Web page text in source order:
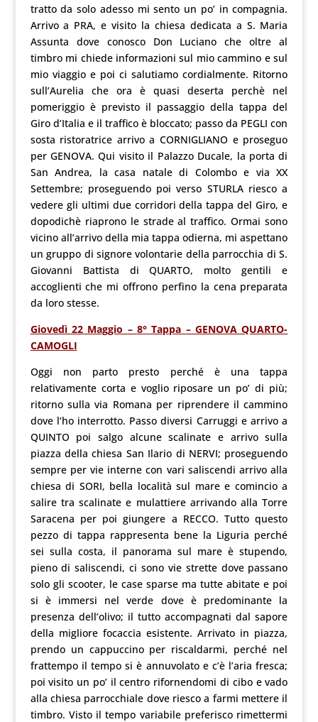
tratto da solo adesso mi sento un po’ in compagnia.
Arrivo a PRA, e visito la chiesa dedicata a S. Maria
Assunta dove conosco Don Luciano che oltre al
timbro mi chiede informazioni sul mio cammino e sul
mio viaggio e poi ci salutiamo cordialmente. Ritorno
sull’Aurelia che ora è quasi deserta perchè nel
pomeriggio è previsto il passaggio della tappa del
Giro d’Italia e il traffico è bloccato; passo da PEGLI con
sosta ristoratrice arrivo a CORNIGLIANO e proseguo
per GENOVA. Qui visito il Palazzo Ducale, la porta di
San Andrea, la casa natale di Colombo e via XX
Settembre; proseguendo poi verso STURLA riesco a
vedere gli ultimi due corridori della tappa del Giro, e
dopodichè riaprono le strade al traffico. Ormai sono
vicino all’arrivo della mia tappa odierna, mi aspettano
un gruppo di signore volontarie della parrocchia di S.
Giovanni Battista di QUARTO, molto gentili e
accoglienti che mi offrono perfino la cena preparata
da loro stesse.
Giovedì 22 Maggio – 8° Tappa – GENOVA QUARTO-
CAMOGLI
Oggi non parto presto perché è una tappa
relativamente corta e voglio riposare un po’ di più;
ritorno sulla via Romana per riprendere il cammino
dove l’ho interrotto. Passo diversi Carruggi e arrivo a
QUINTO poi salgo alcune scalinate e arrivo sulla
piazza della chiesa San Ilario di NERVI; proseguendo
sempre per vie interne con vari saliscendi arrivo alla
chiesa di SORI, bella località sul mare e comincio a
salire tra scalinate e mulattiere arrivando alla Torre
Saracena per poi giungere a RECCO. Tutto questo
pezzo di tappa rappresenta bene la Liguria perché
sei sulla costa, il panorama sul mare è stupendo,
pieno di saliscendi, ci sono vie strette dove passano
solo gli scooter, le case sparse ma tutte abitate e poi
si è immersi nel verde dove è predominante la
presenza dell’olivo; il tutto accompagnati dal sapore
della migliore focaccia esistente. Arrivato in piazza,
prendo un cappuccino per riscaldarmi, perché nel
frattempo il tempo si è annuvolato e c’è l’aria fresca;
poi visito un po’ il centro rifornendomi di cibo e vado
alla chiesa parrocchiale dove riesco a farmi mettere il
timbro. Visto il tempo variabile preferisco rimettermi